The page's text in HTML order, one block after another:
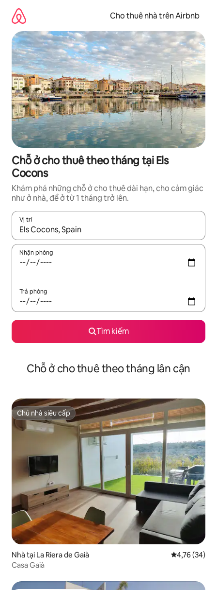
dung
Cho thuê nhà trên Airbnb
Chỗ ở cho thuê theo tháng tại Els
Cocons
Khám phá những chỗ ở cho thuê dài hạn, cho cảm giác
như ở nhà, để ở từ 1 tháng trở lên.
Vị trí
Khi có kết quả, hãy điều hướng bằng phím mũi tên lên và
Nhận phòng
Trả phòng
Tìm kiếm
Chỗ ở cho thuê theo tháng lân cận
Chủ nhà siêu cấp
Chủ nhà siêu cấp
Nhà tại La Riera de Gaià Xếp hạng
4,76 (34)
Casa Gaià